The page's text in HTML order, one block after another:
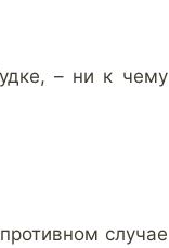
– ни к чему
случае